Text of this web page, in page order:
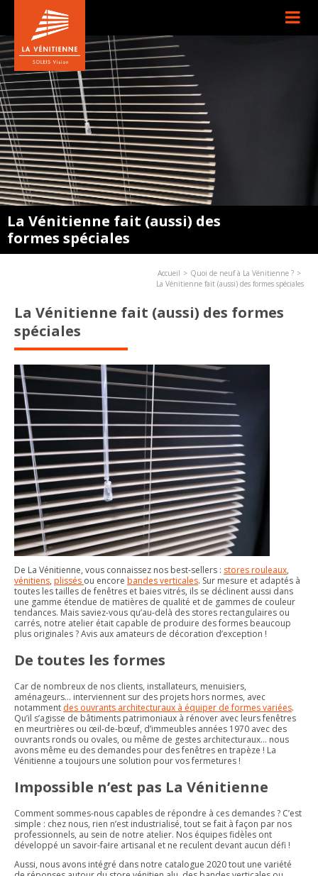
La Vénitienne fait (aussi) des
formes spéciales
Accueil
Quoi de neuf à La Vénitienne ?
La Vénitienne fait (aussi) des formes spéciales
La Vénitienne fait (aussi) des formes
spéciales
De La Vénitienne, vous connaissez nos best-sellers : stores rouleaux,
vénitiens, plissés ou encore bandes verticales. Sur mesure et adaptés à
toutes les tailles de fenêtres et baies vitrés, ils se déclinent aussi dans
une gamme étendue de matières de qualité et de gammes de couleur
tendances. Mais saviez-vous qu’au-delà des stores rectangulaires ou
carrés, notre atelier était capable de produire des formes beaucoup
plus originales ? Avis aux amateurs de décoration d’exception !
De toutes les formes
Car de nombreux de nos clients, installateurs, menuisiers,
aménageurs… interviennent sur des projets hors normes, avec
notamment des ouvrants architecturaux à équiper de formes variées.
Qu’il s’agisse de bâtiments patrimoniaux à rénover avec leurs fenêtres
en meurtrières ou œil-de-bœuf, d’immeubles années 1970 avec des
ouvrants ronds ou ovales, ou même de gestes architecturaux… nous
avons même eu des demandes pour des fenêtres en trapèze ! La
Vénitienne a toujours une solution pour vos fermetures !
Impossible n’est pas La Vénitienne
Comment sommes-nous capables de répondre à ces demandes ? C’est
simple : chez nous, rien n’est industrialisé, tout se fait à façon par nos
professionnels, au sein de notre atelier. Nos équipes fidèles ont
développé un savoir-faire artisanal et ne reculent devant aucun défi !
Aussi, nous avons intégré dans notre catalogue 2020 tout une variété